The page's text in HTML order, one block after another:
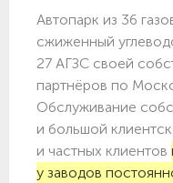
Автопарк из 36
сжиженный
27 АГЗС своей
партнёров по
Обслуживание
и большой
и частных клиентов
у заводов